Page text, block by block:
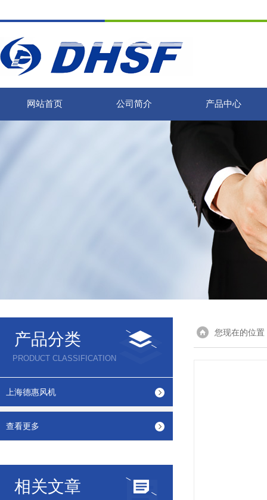
网站首页 公司简介 产品中心
产品分类
PRODUCT CLASSIFICATION
上海德惠风机
查看更多
相关文章
您现在的位置